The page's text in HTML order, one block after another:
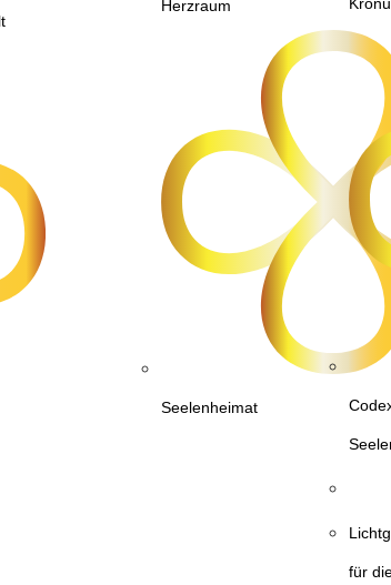
Herzraum
Seelenheimat
für